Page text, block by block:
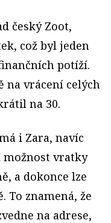
český Zoot,
což byl jeden
potíží.
na vrácení celých
na 30.
i Zara, navíc
možnost vratky
a dokonce lze
To znamená, že
na adrese,